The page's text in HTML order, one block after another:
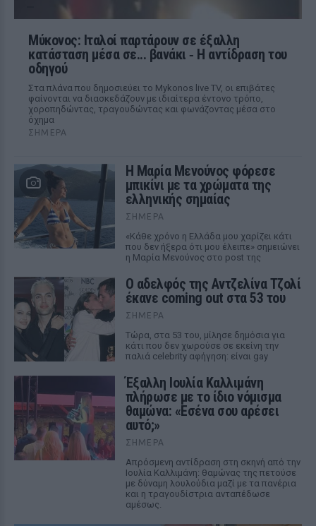
Μύκονος: Ιταλοί παρτάρουν σε έξαλλη
κατάσταση μέσα σε... βανάκι ‑ Η αντίδραση του
οδηγού
Στα πλάνα που δημοσιεύει το Mykonos live TV, οι επιβάτες
φαίνονται να διασκεδάζουν με ιδιαίτερα έντονο τρόπο,
χοροπηδώντας, τραγουδώντας και φωνάζοντας μέσα στο
όχημα
ΣΉΜΕΡΑ
Η Μαρία Μενούνος φόρεσε
μπικίνι με τα χρώματα της
ελληνικής σημαίας
ΣΉΜΕΡΑ
«Κάθε χρόνο η Ελλάδα μου χαρίζει κάτι
που δεν ήξερα ότι μου έλειπε» σημειώνει
η Μαρία Μενούνος στο post της
Ο αδελφός της Αντζελίνα Τζολί
έκανε coming out στα 53 του
ΣΉΜΕΡΑ
Τώρα, στα 53 του, μίλησε δημόσια για
κάτι που δεν χωρούσε σε εκείνη την
παλιά celebrity αφήγηση: είναι gay
Έξαλλη Ιουλία Καλλιμάνη
πλήρωσε με το ίδιο νόμισμα
θαμώνα: «Εσένα σου αρέσει
αυτό;»
ΣΉΜΕΡΑ
Απρόσμενη αντίδραση στη σκηνή από την
Ιουλία Καλλιμάνη: θαμώνας της πετούσε
με δύναμη λουλούδια μαζί με τα πανέρια
και η τραγουδίστρια ανταπέδωσε
αμέσως.